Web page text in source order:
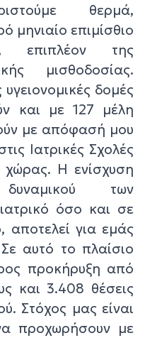
θερμά,
μηνιαίο επιμίσθιο
επιπλέον της
μισθοδοσίας.
δομές
και με 127 μέλη
με απόφασή μου
Ιατρικές Σχολές
χώρας. Η ενίσχυση
των
όσο και σε
αποτελεί για εμάς
αυτό το πλαίσιο
προκήρυξη από
και 3.408 θέσεις
Στόχος μας είναι
προχωρήσουν με